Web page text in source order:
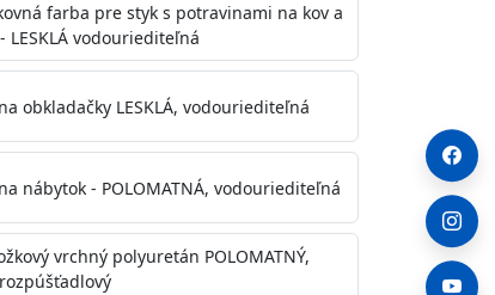
farba pre styk s potravinami na kov a
LESKLÁ vodouriediteľná
obkladačky LESKLÁ, vodouriediteľná
nábytok - POLOMATNÁ, vodouriediteľná
vrchný polyuretán POLOMATNÝ,